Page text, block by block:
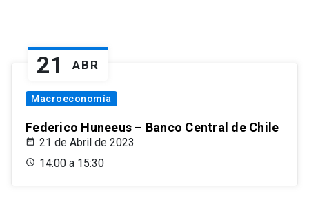
21 ABR
Macroeconomía
Federico Huneeus – Banco Central de Chile
21 de Abril de 2023
14:00 a 15:30